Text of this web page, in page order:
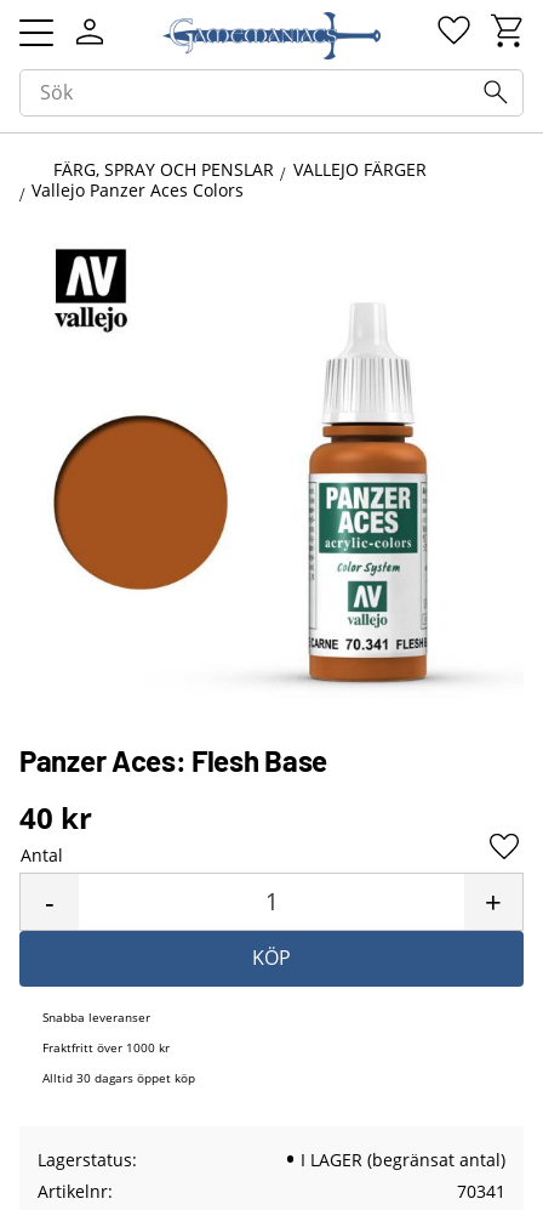
Meny
FÄRG, SPRAY OCH PENSLAR
VALLEJO FÄRGER
Vallejo Panzer Aces Colors
Panzer Aces: Flesh Base
40 kr
Antal
+
-
KÖP
Snabba leveranser
Fraktfritt över 1000 kr
Alltid 30 dagars öppet köp
Lagerstatus
I LAGER (begränsat antal)
Artikelnr
70341